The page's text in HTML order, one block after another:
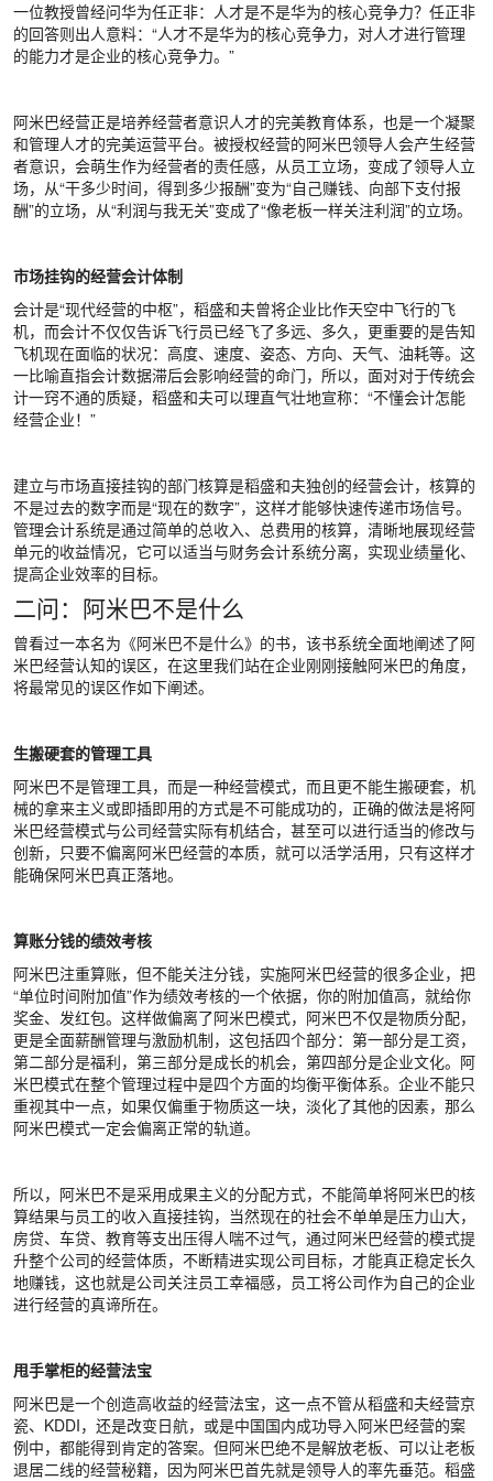
一位教授曾经问华为任正非：人才是不是华为的核心竞争力？任正非
的回答则出人意料：“人才不是华为的核心竞争力，对人才进行管理
的能力才是企业的核心竞争力。”
阿米巴经营正是培养经营者意识人才的完美教育体系，也是一个凝聚
和管理人才的完美运营平台。被授权经营的阿米巴领导人会产生经营
者意识，会萌生作为经营者的责任感，从员工立场，变成了领导人立
场，从“干多少时间，得到多少报酬”变为“自己赚钱、向部下支付报
酬”的立场，从“利润与我无关”变成了“像老板一样关注利润”的立场。
市场挂钩的经营会计体制
会计是“现代经营的中枢”，稻盛和夫曾将企业比作天空中飞行的飞
机，而会计不仅仅告诉飞行员已经飞了多远、多久，更重要的是告知
飞机现在面临的状况：高度、速度、姿态、方向、天气、油耗等。这
一比喻直指会计数据滞后会影响经营的命门，所以，面对对于传统会
计一窍不通的质疑，稻盛和夫可以理直气壮地宣称：“不懂会计怎能
经营企业！”
建立与市场直接挂钩的部门核算是稻盛和夫独创的经营会计，核算的
不是过去的数字而是“现在的数字”，这样才能够快速传递市场信号。
管理会计系统是通过简单的总收入、总费用的核算，清晰地展现经营
单元的收益情况，它可以适当与财务会计系统分离，实现业绩量化、
提高企业效率的目标。
二问：阿米巴不是什么
曾看过一本名为《阿米巴不是什么》的书，该书系统全面地阐述了阿
米巴经营认知的误区，在这里我们站在企业刚刚接触阿米巴的角度，
将最常见的误区作如下阐述。
生搬硬套的管理工具
阿米巴不是管理工具，而是一种经营模式，而且更不能生搬硬套，机
械的拿来主义或即插即用的方式是不可能成功的，正确的做法是将阿
米巴经营模式与公司经营实际有机结合，甚至可以进行适当的修改与
创新，只要不偏离阿米巴经营的本质，就可以活学活用，只有这样才
能确保阿米巴真正落地。
算账分钱的绩效考核
阿米巴注重算账，但不能关注分钱，实施阿米巴经营的很多企业，把
“单位时间附加值”作为绩效考核的一个依据，你的附加值高，就给你
奖金、发红包。这样做偏离了阿米巴模式，阿米巴不仅是物质分配，
更是全面薪酬管理与激励机制，这包括四个部分：第一部分是工资，
第二部分是福利，第三部分是成长的机会，第四部分是企业文化。阿
米巴模式在整个管理过程中是四个方面的均衡平衡体系。企业不能只
重视其中一点，如果仅偏重于物质这一块，淡化了其他的因素，那么
阿米巴模式一定会偏离正常的轨道。
所以，阿米巴不是采用成果主义的分配方式，不能简单将阿米巴的核
算结果与员工的收入直接挂钩，当然现在的社会不单单是压力山大，
房贷、车贷、教育等支出压得人喘不过气，通过阿米巴经营的模式提
升整个公司的经营体质，不断精进实现公司目标，才能真正稳定长久
地赚钱，这也就是公司关注员工幸福感，员工将公司作为自己的企业
进行经营的真谛所在。
甩手掌柜的经营法宝
阿米巴是一个创造高收益的经营法宝，这一点不管从稻盛和夫经营京
瓷、KDDI，还是改变日航，或是中国国内成功导入阿米巴经营的案
例中，都能得到肯定的答案。但阿米巴绝不是解放老板、可以让老板
退居二线的经营秘籍，因为阿米巴首先就是领导人的率先垂范。稻盛